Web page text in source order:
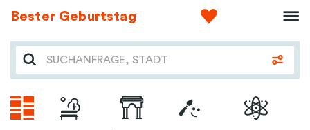
Bester Geburtstag